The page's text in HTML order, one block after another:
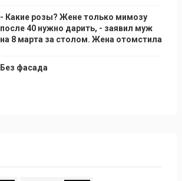
- Какие розы? Жене только мимозу
после 40 нужно дарить, - заявил муж
на 8 марта за столом. Жена отомстила
Без фасада